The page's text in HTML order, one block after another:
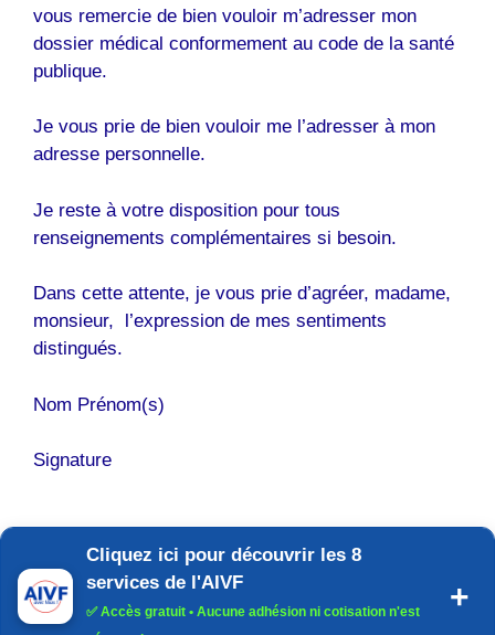
vous remercie de bien vouloir m’adresser mon
dossier médical conformement au code de la santé
publique.
Je vous prie de bien vouloir me l’adresser à mon
adresse personnelle.
Je reste à votre disposition pour tous
renseignements complémentaires si besoin.
Dans cette attente, je vous prie d’agréer, madame,
monsieur, l’expression de mes sentiments
distingués.
Nom Prénom(s)
Signature
Cliquez ici pour découvrir les 8
services de l'AIVF
✅Accès gratuit • Aucune adhésion ni cotisation n'est